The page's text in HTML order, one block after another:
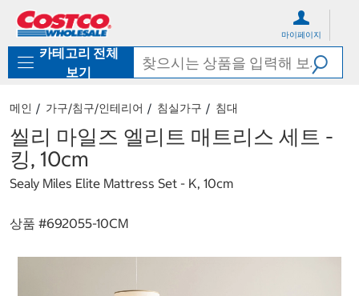
로
기
가
마이페이지
카테고리 전체
보기
메인 가구/침구/인테리어 침실가구 침대
씰리 마일즈 엘리트 매트리스 세트 -
킹, 10cm
Sealy Miles Elite Mattress Set - K, 10cm
상품 #692055-10CM